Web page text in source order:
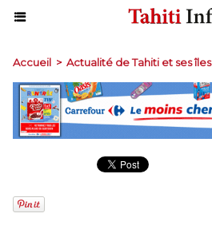
Accueil > Actualité de Tahiti et ses îles